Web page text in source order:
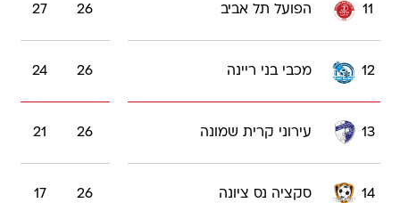
11 הפועל תל אביב 26
27
12 מכבי בני ריינה 26
24
13 עירוני קרית שמונה 26
21
14 סקציה נס ציונה 26
17